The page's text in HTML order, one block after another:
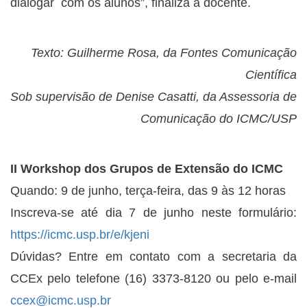
Texto: Guilherme Rosa, da Fontes Comunicação
Científica
Sob supervisão de Denise Casatti, da Assessoria de
Comunicação do ICMC/USP
II Workshop dos Grupos de Extensão do ICMC
Quando: 9 de junho, terça-feira, das 9 às 12 horas
Inscreva-se até dia 7 de junho neste formulário:
https://icmc.usp.br/e/kjeni
Dúvidas? Entre em contato com a secretaria da
CCEx pelo telefone (16) 3373-8120 ou pelo e-mail
ccex@icmc.usp.br